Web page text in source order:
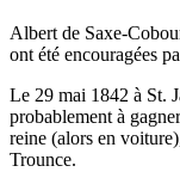
Albert de Saxe-
ont été encouragées
Le 29 mai 1842 à St.
probablement à
reine (alors en
Trounce.